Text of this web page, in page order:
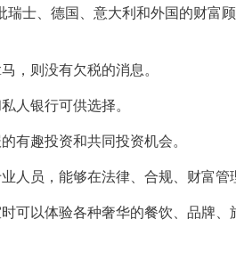
瑞士、德国、意大利和外国的财富
，则没有欠税的消息。
人银行可供选择。
有趣投资和共同投资机会。
人员，能够在法律、合规、财富
可以体验各种奢华的餐饮、品牌